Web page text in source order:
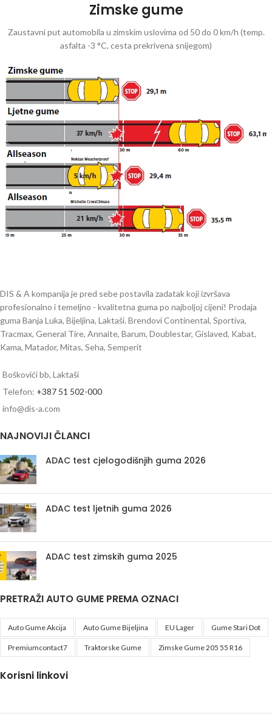
Zimske gume
Zaustavni put automobila u zimskim uslovima od 50 do 0 km/h (temp.
asfalta -3 °C, cesta prekrivena snijegom)
DIS & A kompanija je pred sebe postavila zadatak koji izvršava
profesionalno i temeljno - kvalitetna guma po najboljoj cijeni! Prodaja
guma Banja Luka, Bijeljina, Laktaši. Brendovi Continental, Sportiva,
Tracmax, General Tire, Annaite, Barum, Doublestar, Gislaved, Kabat,
Kama, Matador, Mitas, Seha, Semperit
Boškovići bb, Laktaši
Telefon: +387 51 502-000
info@dis-a.com
NAJNOVIJI ČLANCI
ADAC test cjelogodišnjih guma 2026
ADAC test ljetnih guma 2026
ADAC test zimskih guma 2025
PRETRAŽI AUTO GUME PREMA OZNACI
Auto Gume Akcija Auto Gume Bijeljina EU Lager Gume Stari Dot
Premiumcontact7 Traktorske Gume Zimske Gume 205 55 R16
Korisni linkovi